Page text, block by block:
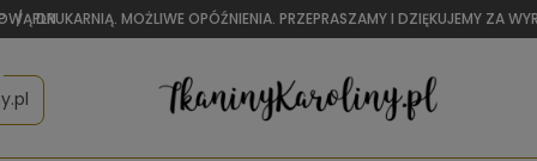
/ PLN
DRUKARNIĄ. MOŻLIWE OPÓŹNIENIA. PRZEPRASZAMY I DZIĘKUJEMY ZA